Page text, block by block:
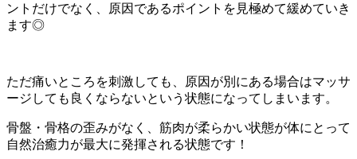
ントだけでなく、原因であるポイントを見極めて緩めていき
ます◎
ただ痛いところを刺激しても、原因が別にある場合はマッサ
ージしても良くならないという状態になってしまいます。
骨盤・骨格の歪みがなく、筋肉が柔らかい状態が体にとって
自然治癒力が最大に発揮される状態です！